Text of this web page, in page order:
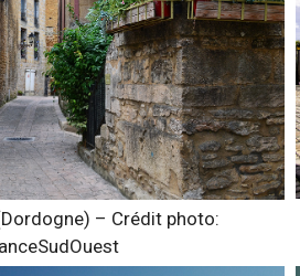
– Crédit photo: